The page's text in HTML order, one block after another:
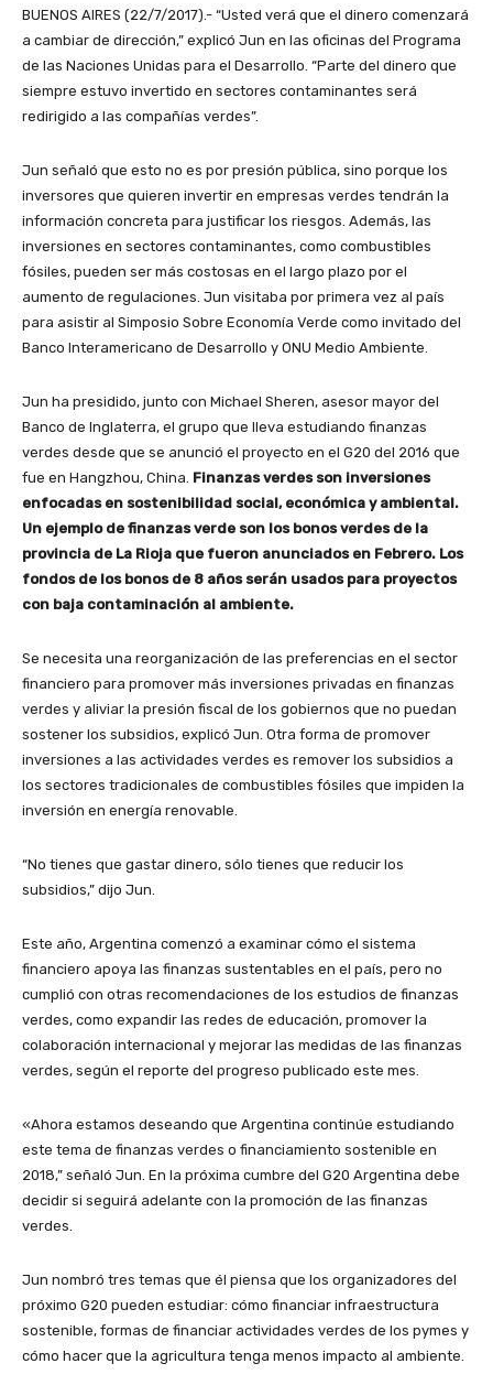
BUENOS AIRES (22/7/2017).- “Usted verá que el dinero comenzará
a cambiar de dirección,” explicó Jun en las oficinas del Programa
de las Naciones Unidas para el Desarrollo. “Parte del dinero que
siempre estuvo invertido en sectores contaminantes será
redirigido a las compañías verdes”.
Jun señaló que esto no es por presión pública, sino porque los
inversores que quieren invertir en empresas verdes tendrán la
información concreta para justificar los riesgos. Además, las
inversiones en sectores contaminantes, como combustibles
fósiles, pueden ser más costosas en el largo plazo por el
aumento de regulaciones. Jun visitaba por primera vez al país
para asistir al Simposio Sobre Economía Verde como invitado del
Banco Interamericano de Desarrollo y ONU Medio Ambiente.
Jun ha presidido, junto con Michael Sheren, asesor mayor del
Banco de Inglaterra, el grupo que lleva estudiando finanzas
verdes desde que se anunció el proyecto en el G20 del 2016 que
fue en Hangzhou, China. Finanzas verdes son inversiones
enfocadas en sostenibilidad social, económica y ambiental.
Un ejemplo de finanzas verde son los bonos verdes de la
provincia de La Rioja que fueron anunciados en Febrero. Los
fondos de los bonos de 8 años serán usados para proyectos
con baja contaminación al ambiente.
Se necesita una reorganización de las preferencias en el sector
financiero para promover más inversiones privadas en finanzas
verdes y aliviar la presión fiscal de los gobiernos que no puedan
sostener los subsidios, explicó Jun. Otra forma de promover
inversiones a las actividades verdes es remover los subsidios a
los sectores tradicionales de combustibles fósiles que impiden la
inversión en energía renovable.
“No tienes que gastar dinero, sólo tienes que reducir los
subsidios,” dijo Jun.
Este año, Argentina comenzó a examinar cómo el sistema
financiero apoya las finanzas sustentables en el país, pero no
cumplió con otras recomendaciones de los estudios de finanzas
verdes, como expandir las redes de educación, promover la
colaboración internacional y mejorar las medidas de las finanzas
verdes, según el reporte del progreso publicado este mes.
«Ahora estamos deseando que Argentina continúe estudiando
este tema de finanzas verdes o financiamiento sostenible en
2018,” señaló Jun. En la próxima cumbre del G20 Argentina debe
decidir si seguirá adelante con la promoción de las finanzas
verdes.
Jun nombró tres temas que él piensa que los organizadores del
próximo G20 pueden estudiar: cómo financiar infraestructura
sostenible, formas de financiar actividades verdes de los pymes y
cómo hacer que la agricultura tenga menos impacto al ambiente.